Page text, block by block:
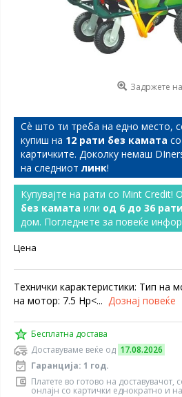
Задржете
Сѐ што ти треба на едно место,
купиш на 12 рати без камата
картичките. Доколку немаш
на следниот линк!
Купувајте на рати со Mint Credit!
без камата или од 6 до 36 рати
дом. Погледнете за повеќе
Цена
Технички карактеристики: Тип на
на мотор: 7.5 Hp<... Дознај повеќе
Бесплатна достава
Доставуваме веќе од 17.08.2026
Гаранција: 1 год.
Платете во готово на доставувачот,
онлајн со картички еднократно и